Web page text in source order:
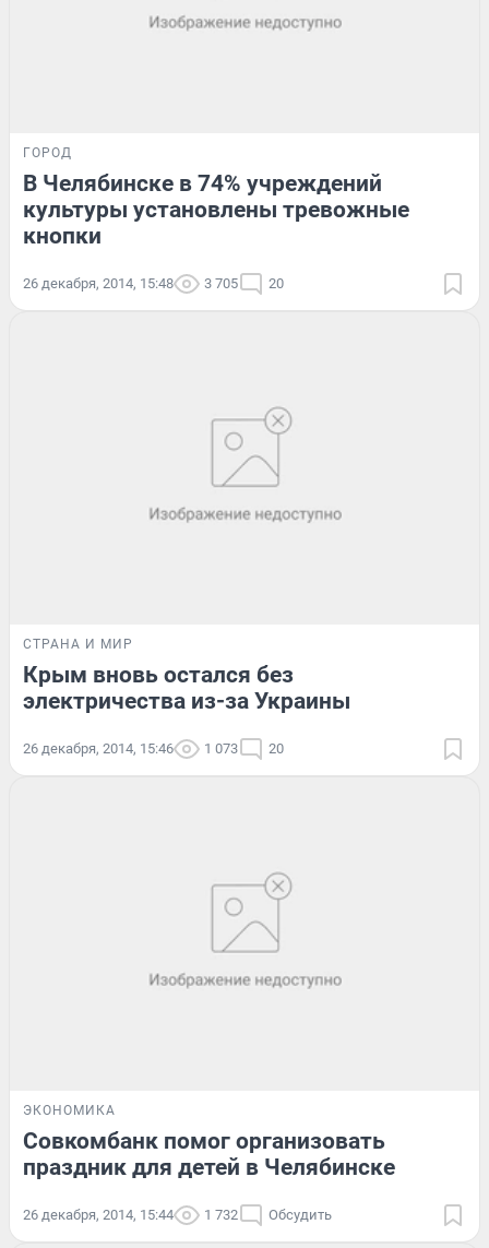
ГОРОД
В Челябинске в 74% учреждений
культуры установлены тревожные
кнопки
26 декабря, 2014, 15:48 3 705 20
СТРАНА И МИР
Крым вновь остался без
электричества из-за Украины
26 декабря, 2014, 15:46 1 073 20
ЭКОНОМИКА
Совкомбанк помог организовать
праздник для детей в Челябинске
26 декабря, 2014, 15:44 1 732 Обсудить